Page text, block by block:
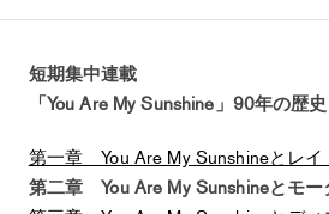
短期集中連載
「You Are My Sunshine」90年の歴史
第一章 You Are My Sunshineとレイ
第二章 You Are My Sunshineとモー